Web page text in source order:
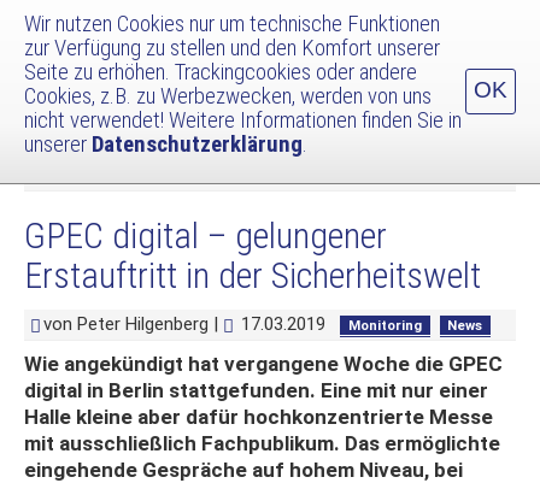
Zum
Inhalt
springen
Newsliste und Archiv
Messetermine der LTA in den nächsten Monaten
GPEC digital – gelungener
Erstauftritt in der Sicherheitswelt
von Peter Hilgenberg | 17.03.2019 Monitoring News
Wie angekündigt hat vergangene Woche die GPEC
digital in Berlin stattgefunden. Eine mit nur einer
Halle kleine aber dafür hochkonzentrierte Messe
mit ausschließlich Fachpublikum. Das ermöglichte
eingehende Gespräche auf hohem Niveau, bei
Wir nutzen Cookies nur um technische Funktionen
zur Verfügung zu stellen und den Komfort unserer
Seite zu erhöhen. Trackingcookies oder andere
Cookies, z.B. zu Werbezwecken, werden von uns
nicht verwendet! Weitere Informationen finden Sie in
unserer Datenschutzerklärung.
OK